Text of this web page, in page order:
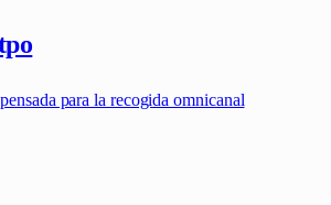
para la recogida omnicanal